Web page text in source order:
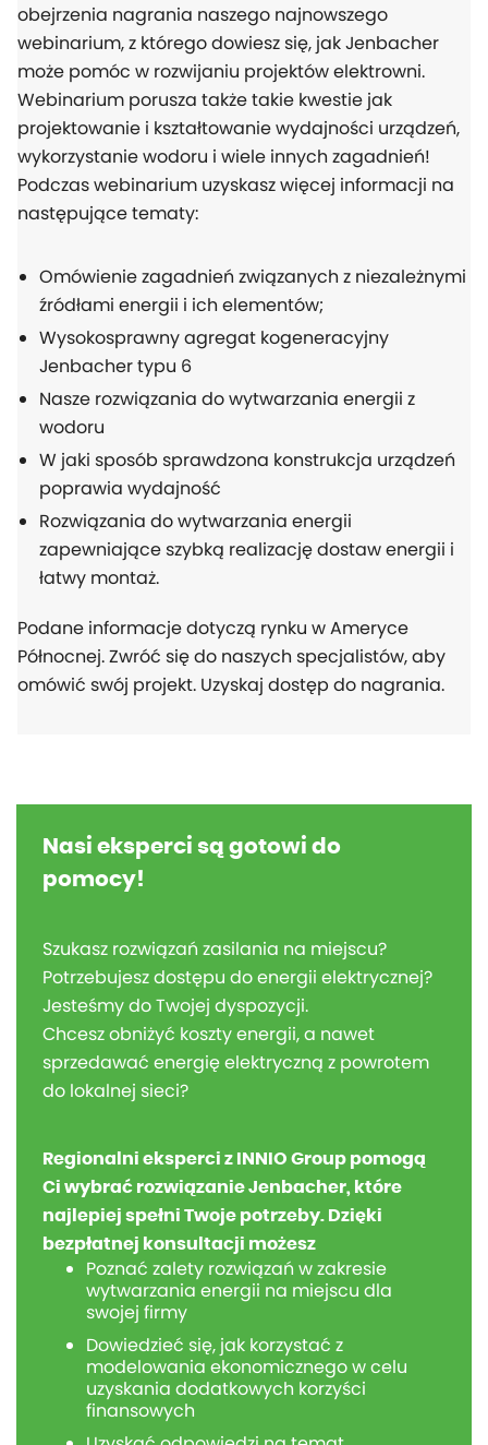
obejrzenia nagrania naszego najnowszego
webinarium, z którego dowiesz się, jak Jenbacher
może pomóc w rozwijaniu projektów elektrowni.
Webinarium porusza także takie kwestie jak
projektowanie i kształtowanie wydajności urządzeń,
wykorzystanie wodoru i wiele innych zagadnień!
Podczas webinarium uzyskasz więcej informacji na
następujące tematy:
Omówienie zagadnień związanych z niezależnymi
źródłami energii i ich elementów;
Wysokosprawny agregat kogeneracyjny
Jenbacher typu 6
Nasze rozwiązania do wytwarzania energii z
wodoru
W jaki sposób sprawdzona konstrukcja urządzeń
poprawia wydajność
Rozwiązania do wytwarzania energii
zapewniające szybką realizację dostaw energii i
łatwy montaż.
Podane informacje dotyczą rynku w Ameryce
Północnej. Zwróć się do naszych specjalistów, aby
omówić swój projekt. Uzyskaj dostęp do nagrania.
Nasi eksperci są gotowi do
pomocy!
Szukasz rozwiązań zasilania na miejscu?
Potrzebujesz dostępu do energii elektrycznej?
Jesteśmy do Twojej dyspozycji.
Chcesz obniżyć koszty energii, a nawet
sprzedawać energię elektryczną z powrotem
do lokalnej sieci?
Regionalni eksperci z INNIO Group pomogą
Ci wybrać rozwiązanie Jenbacher, które
najlepiej spełni Twoje potrzeby. Dzięki
bezpłatnej konsultacji możesz
Poznać zalety rozwiązań w zakresie
wytwarzania energii na miejscu dla
swojej firmy
Dowiedzieć się, jak korzystać z
modelowania ekonomicznego w celu
uzyskania dodatkowych korzyści
finansowych